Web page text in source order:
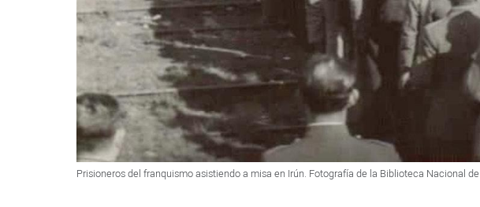
Prisioneros del franquismo asistiendo a misa en Irún. Fotografía de la Biblioteca Nacional de